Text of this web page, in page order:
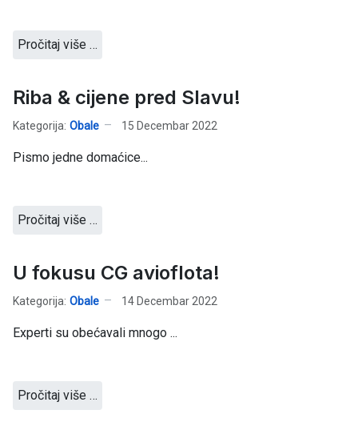
Pročitaj više …
Riba & cijene pred Slavu!
Kategorija: Obale 15 Decembar 2022
Pismo jedne domaćice...
Pročitaj više …
U fokusu CG avioflota!
Kategorija: Obale 14 Decembar 2022
Experti su obećavali mnogo ...
Pročitaj više …